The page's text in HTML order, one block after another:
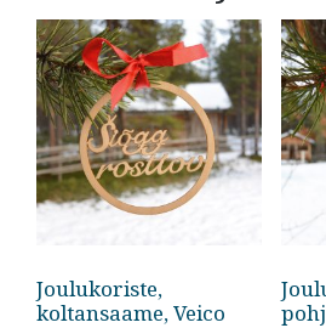
Joulukoriste,
koltansaame, Veico